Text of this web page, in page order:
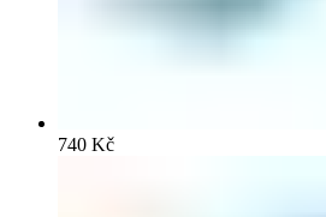
740 Kč